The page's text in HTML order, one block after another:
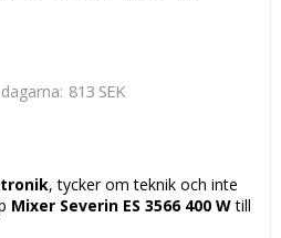
813 SEK
, tycker om teknik och inte
Mixer Severin ES 3566 400 Wtill